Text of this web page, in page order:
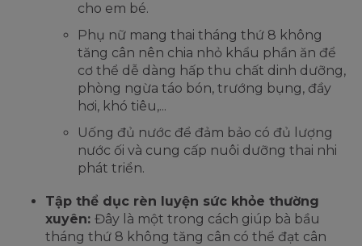
cho em bé.
Phụ nữ mang thai tháng thứ 8 không
tăng cân nên chia nhỏ khẩu phần ăn để
cơ thể dễ dàng hấp thu chất dinh dưỡng,
phòng ngừa táo bón, trướng bụng, đầy
hơi, khó tiêu,...
Uống đủ nước để đảm bảo có đủ lượng
nước ối và cung cấp nuôi dưỡng thai nhi
phát triển.
Tập thể dục rèn luyện sức khỏe thường
xuyên: Đây là một trong cách giúp bà bầu
tháng thứ 8 không tăng cân có thể đạt cân